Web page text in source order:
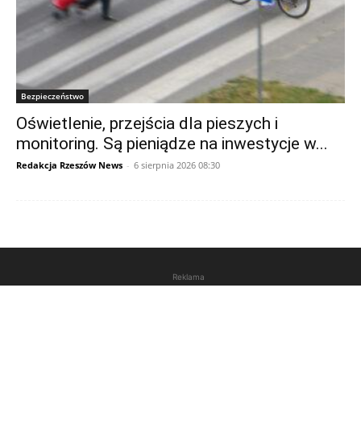
Bezpieczeństwo
Oświetlenie, przejścia dla pieszych i
monitoring. Są pieniądze na inwestycje w...
Redakcja Rzeszów News - 6 sierpnia 2026 08:30
Reklama